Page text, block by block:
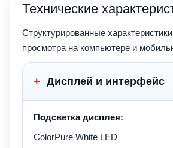
Технические
Структурированные
просмотра на компьютере и
+ Дисплей и интерфейс
Подсветка дисплея:
ColorPure White LED